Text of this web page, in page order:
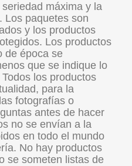
máxima y la
Los paquetes son
y los productos
Los productos
de época se
que se indique lo
los productos
para la
fotografías o
antes de hacer
no se envían a la
en todo el mundo
No hay productos
se someten listas de